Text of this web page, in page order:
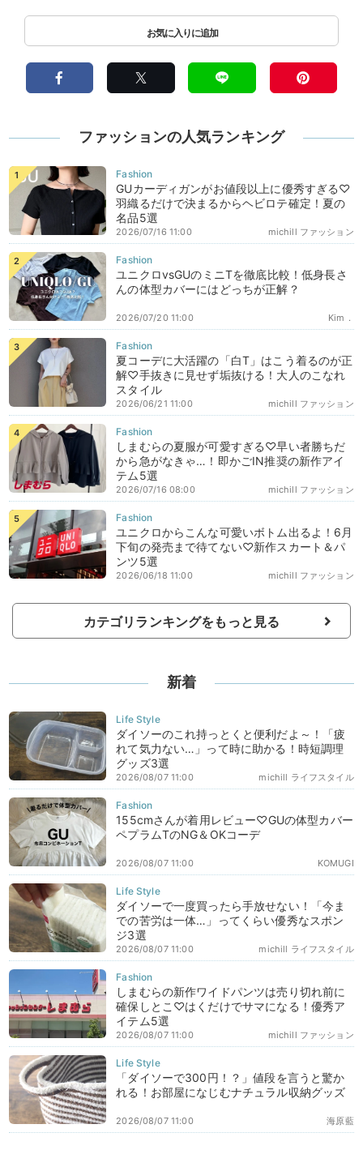
ファッションの人気ランキング
GUカーディガンがお値段以上に優秀すぎる♡
羽織るだけで決まるからヘビロテ確定！夏の
名品5選
michill ファッション
2026/07/16 11:00
ユニクロvsGUのミニTを徹底比較！低身長さ
んの体型カバーにはどっちが正解？
Kim．
2026/07/20 11:00
夏コーデに大活躍の「白T」はこう着るのが正
解♡手抜きに見せず垢抜ける！大人のこなれ
スタイル
michill ファッション
2026/06/21 11:00
しまむらの夏服が可愛すぎる♡早い者勝ちだ
から急がなきゃ…！即かごIN推奨の新作アイ
テム5選
michill ファッション
2026/07/16 08:00
ユニクロからこんな可愛いボトム出るよ！6月
下旬の発売まで待てない♡新作スカート＆パ
ンツ5選
michill ファッション
2026/06/18 11:00
カテゴリランキングをもっと見る
新着
ダイソーのこれ持っとくと便利だよ～！「疲
れて気力ない…」って時に助かる！時短調理
グッズ3選
michill ライフスタイル
2026/08/07 11:00
155cmさんが着用レビュー♡GUの体型カバー
ペプラムTのNG＆OKコーデ
KOMUGI
2026/08/07 11:00
ダイソーで一度買ったら手放せない！「今ま
での苦労は一体…」ってくらい優秀なスポン
ジ3選
michill ライフスタイル
2026/08/07 11:00
しまむらの新作ワイドパンツは売り切れ前に
確保しとこ♡はくだけでサマになる！優秀ア
イテム5選
michill ファッション
2026/08/07 11:00
「ダイソーで300円！？」値段を言うと驚か
れる！お部屋になじむナチュラル収納グッズ
海原藍
2026/08/07 11:00